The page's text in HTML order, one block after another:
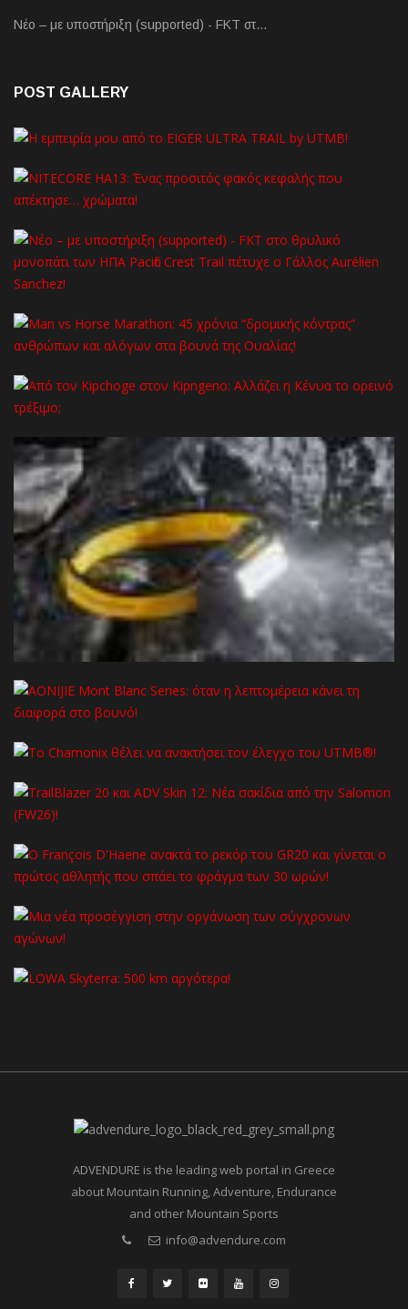
Νέο – με υποστήριξη (supported) - FKT στ…
POST GALLERY
ADVENDURE is the leading web portal in Greece
about Mountain Running, Adventure, Endurance
and other Mountain Sports
info@advendure.com